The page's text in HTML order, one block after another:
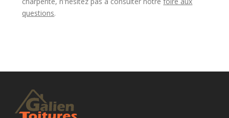
questions.